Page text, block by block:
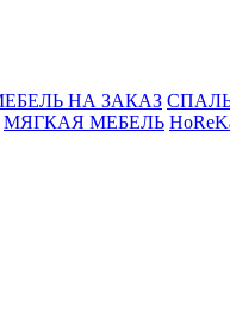
НА ЗАКАЗ
МЯГКАЯ МЕБЕЛЬ